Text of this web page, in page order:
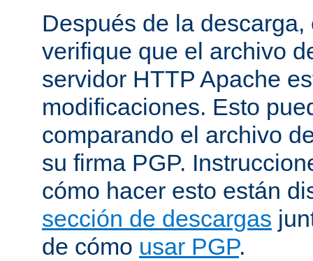
Después de la
verifique que el archivo
servidor HTTP Apache
modificaciones. Esto
comparando el archivo
su firma PGP.
cómo hacer esto están
sección de descargas
de cómo usar PGP.